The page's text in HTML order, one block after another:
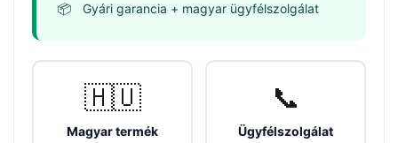
Gyári garancia + magyar ügyfélszolgálat
🇭🇺
Magyar termék
📞
Ügyfélszolgálat